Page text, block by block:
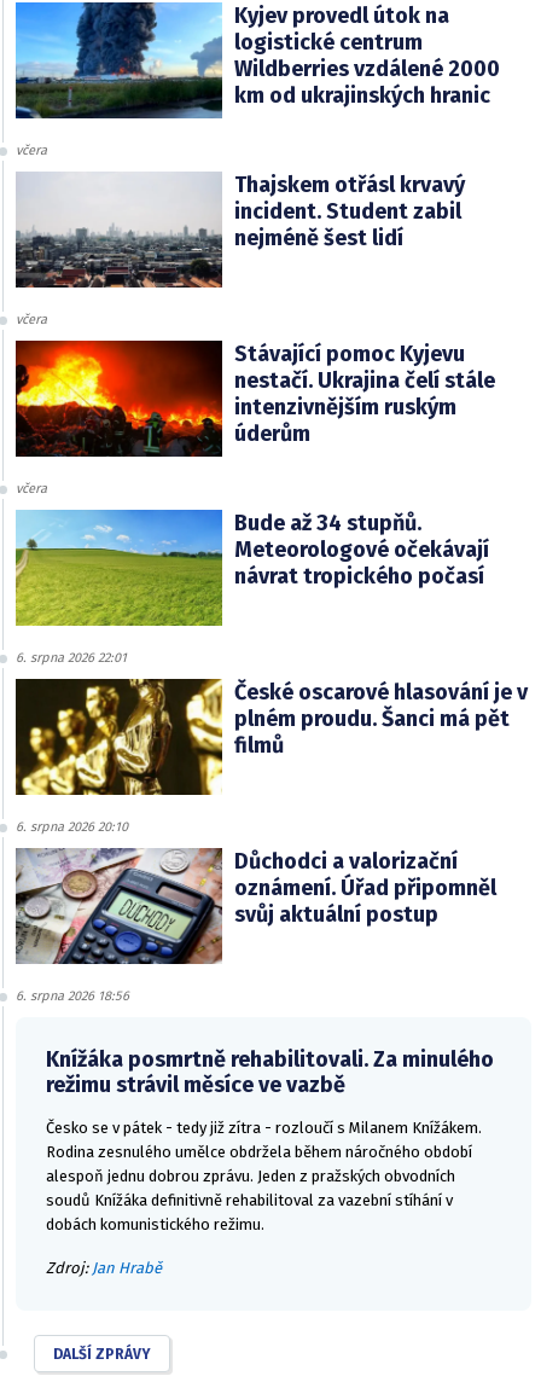
Kyjev provedl útok na
logistické centrum
Wildberries vzdálené 2000
km od ukrajinských hranic
včera
Thajskem otřásl krvavý
incident. Student zabil
nejméně šest lidí
včera
Stávající pomoc Kyjevu
nestačí. Ukrajina čelí stále
intenzivnějším ruským
úderům
včera
Bude až 34 stupňů.
Meteorologové očekávají
návrat tropického počasí
6. srpna 2026 22:01
České oscarové hlasování je v
plném proudu. Šanci má pět
filmů
6. srpna 2026 20:10
Důchodci a valorizační
oznámení. Úřad připomněl
svůj aktuální postup
6. srpna 2026 18:56
Knížáka posmrtně rehabilitovali. Za minulého
režimu strávil měsíce ve vazbě
Česko se v pátek - tedy již zítra - rozloučí s Milanem Knížákem.
Rodina zesnulého umělce obdržela během náročného období
alespoň jednu dobrou zprávu. Jeden z pražských obvodních
soudů Knížáka definitivně rehabilitoval za vazební stíhání v
dobách komunistického režimu.
Zdroj: Jan Hrabě
DALŠÍ ZPRÁVY